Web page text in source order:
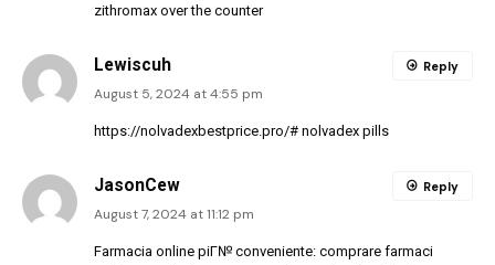
zithromax over the counter
Lewiscuh
August 5, 2024 at 4:55 pm
https://nolvadexbestprice.pro/# nolvadex pills
Reply
JasonCew
August 7, 2024 at 11:12 pm
Farmacia online piГ№ conveniente: comprare farmaci
Reply